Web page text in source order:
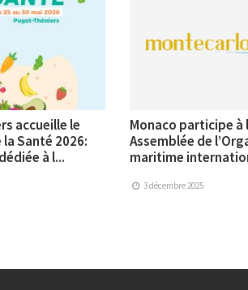
accueille le
Santé 2026:
à l...
Monaco participe à
Assemblée de
maritime
3 décembre 2025